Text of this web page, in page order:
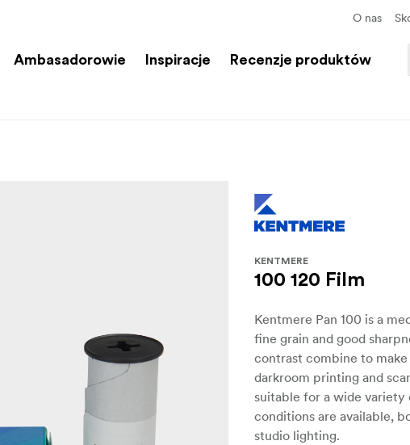
O nas
Ambasadorowie Inspiracje Recenzje produktów
KENTMERE
100 120 Film
Kentmere Pan 100 is a
fine grain and good
contrast combine to
darkroom printing and
suitable for a wide
conditions are available,
studio lighting.